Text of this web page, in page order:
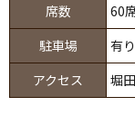
席数
60
駐車場
有
アクセス
堀